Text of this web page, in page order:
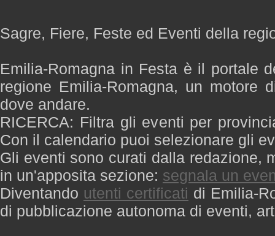
Sagre, Fiere, Feste ed Eventi della
Emilia-Romagna in Festa è il portale
regione Emilia-Romagna, un motore
dove andare.
RICERCA: Filtra gli eventi per
Con il calendario puoi selezionare gli
Gli eventi sono curati dalla redazione,
in un'apposita sezione: segnala un
Diventando utenti certificati di Emilia-
di pubblicazione autonoma di eventi,